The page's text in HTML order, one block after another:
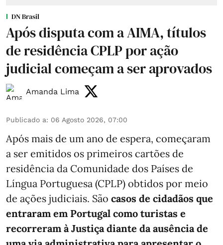
DN Brasil
Após disputa com a AIMA, títulos
de residência CPLP por ação
judicial começam a ser aprovados
Amanda Lima
Publicado a: 06 Agosto 2026, 07:00
Após mais de um ano de espera, começaram
a ser emitidos os primeiros cartões de
residência da Comunidade dos Países de
Língua Portuguesa (CPLP) obtidos por meio
de ações judiciais. São casos de cidadãos que
entraram em Portugal como turistas e
recorreram à Justiça diante da ausência de